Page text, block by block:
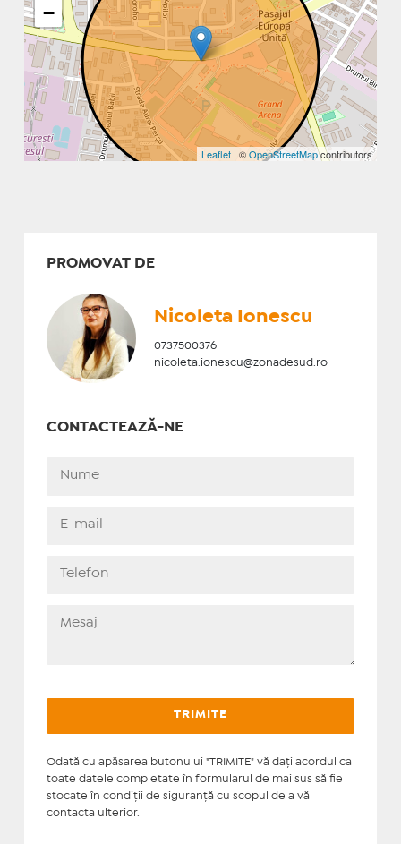
−
Leaflet | ©OpenStreetMapcontributors
PROMOVAT DE
Nicoleta Ionescu
0737500376
nicoleta.ionescu@zonadesud.ro
CONTACTEAZĂ-NE
Odată cu apăsarea butonului "TRIMITE" vă daţi acordul ca
toate datele completate în formularul de mai sus să fie
stocate în condiţii de siguranţă cu scopul de a vă
contacta ulterior.